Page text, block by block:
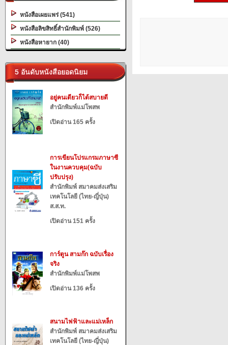
หนังสือเผยแพร่ (541)
หนังสือลิขสิทธิ์สำนักพิมพ์ (526)
หนังสือหายาก (40)
5 อันดับหนังสือยอดนิยม
อยู่คนเดียวก็ได้สบายดี
สำนักพิมพ์แม่โพสพ
เปิดอ่าน 165 ครั้ง
การเขียนโปรแกรมภาษาซี
ในงานควบคุม(ฉบับ
ปรับปรุง)
สำนักพิมพ์ สมาคมส่งเสริม
เทคโนโลยี (ไทย-ญี่ปุ่น)
ส.ส.ท.
เปิดอ่าน 151 ครั้ง
การ์ตูน สามก๊ก ฉบับเรื่อง
จริง
สำนักพิมพ์แม่โพสพ
เปิดอ่าน 136 ครั้ง
สนามไฟฟ้าและแม่เหล็ก
สำนักพิมพ์ สมาคมส่งเสริม
เทคโนโลยี (ไทย-ญี่ปุ่น)